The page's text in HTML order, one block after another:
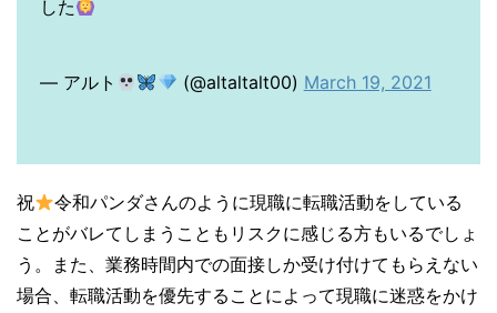
した
— アルト (@altaltalt00) March 19, 2021
祝
令和パンダさんのように現職に転職活動をしている
ことがバレてしまうこともリスクに感じる方もいるでしょ
う。また、業務時間内での面接しか受け付けてもらえない
場合、転職活動を優先することによって現職に迷惑をかけ